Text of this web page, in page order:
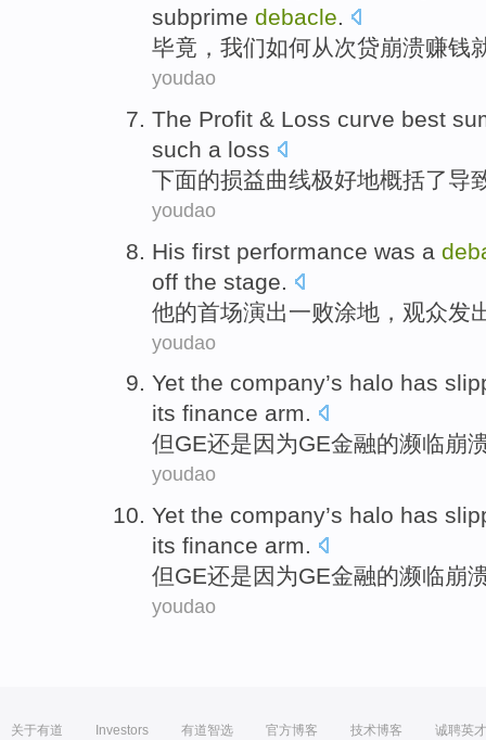
subprime debacle.
毕竟 ， 我们如何从次贷崩溃赚钱
youdao
The Profit & Loss curve best
such a loss
下面的损益曲线极好地概括了导
youdao
His first performance was a
off the stage
他的首场演出一败涂地， 观众发
youdao
Yet the company’s halo has
its finance arm.
但GE还是因为GE金融的濒临崩
youdao
Yet the company’s halo has
its finance arm.
但GE还是因为GE金融的濒临崩
youdao
关于有道 Investors 有道智选 官方博客 技术博客 诚聘英才